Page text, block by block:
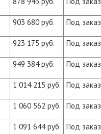
903 680 руб. Под заказ
923 175 руб. Под заказ
949 384 руб. Под заказ
1 014 215 руб. Под заказ
1 060 562 руб. Под заказ
1 091 644 руб. Под заказ